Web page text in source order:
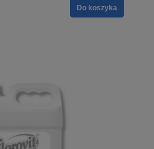
Do koszyka